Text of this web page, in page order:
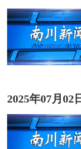
2025年07月02